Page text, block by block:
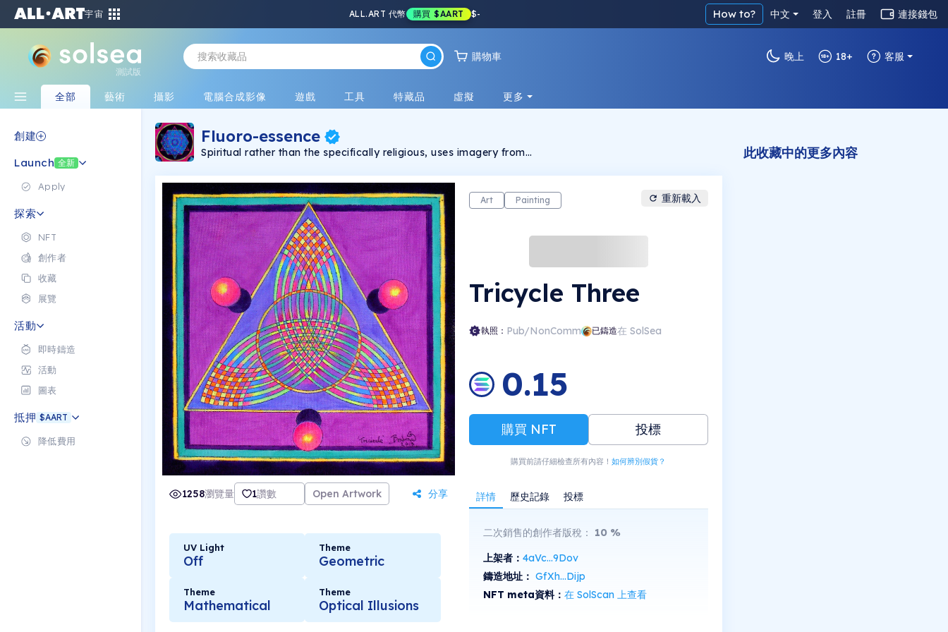
宇宙 ALL.ART 代幣 購買 $AART $- How to? 中文 登入 註冊 連接錢包
測試版
購物車 晚上 18+ 客服
全部 藝術 攝影 電腦合成影像 遊戲 工具 特藏品 虛擬 更多
創建
Launch 全新
Apply
探索
NFT
創作者
收藏
展覽
活動
即時鑄造
活動
圖表
抵押 $AART
降低費用
Fluoro-essence
Spiritual rather than the specifically religious, uses imagery from
Mesoamerica and Egypt. He has had a lifelong preoccupation with
the sacredness of geometry and the mystic properties of numbers
All images originally hand made using fluorescent pigments.
1258瀏覽量 1讚數 Open Artwork 分享
UV Light
Off
Theme
Geometric
Theme
Mathematical
Theme
Optical Illusions
Art Painting 重新載入
Tricycle Three
執照： Pub/NonComm 已鑄造在 SolSea
0.15
購買 NFT 投標
購買前請仔細檢查所有內容！如何辨別假貨？
詳情 歷史記錄 投標
二次銷售的創作者版稅： 10%
上架者： 4aVc...9Dov
鑄造地址： GfXh...Dijp
NFT meta資料： 在 SolScan 上查看
此收藏中的更多內容